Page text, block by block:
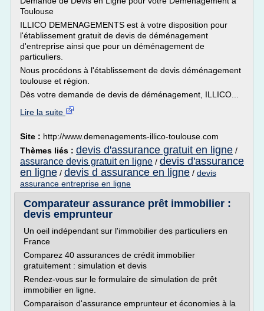
Toulouse
ILLICO DEMENAGEMENTS est à votre disposition pour
l'établissement gratuit de devis de déménagement
d'entreprise ainsi que pour un déménagement de
particuliers.
Nous procédons à l'établissement de devis déménagement
toulouse et région.
Dès votre demande de devis de déménagement, ILLICO...
Lire la suite
Site : http://www.demenagements-illico-toulouse.com
Thèmes liés : devis d'assurance gratuit en ligne /
assurance devis gratuit en ligne / devis d'assurance
en ligne / devis d assurance en ligne / devis
assurance entreprise en ligne
Comparateur assurance prêt immobilier :
devis emprunteur
Un oeil indépendant sur l'immobilier des particuliers en
France
Comparez 40 assurances de crédit immobilier
gratuitement : simulation et devis
Rendez-vous sur le formulaire de simulation de prêt
immobilier en ligne.
Comparaison d'assurance emprunteur et économies à la